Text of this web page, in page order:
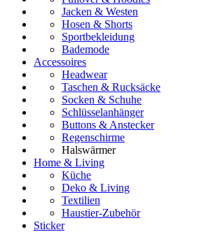
Jacken & Westen
Hosen & Shorts
Sportbekleidung
Bademode
Accessoires
Headwear
Taschen & Rucksäcke
Socken & Schuhe
Schlüsselanhänger
Buttons & Anstecker
Regenschirme
Halswärmer
Home & Living
Küche
Deko & Living
Textilien
Haustier-Zubehör
Sticker